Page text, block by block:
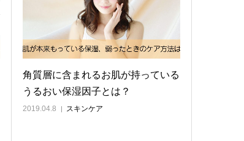
角質層に含まれるお肌が持っている
うるおい保湿因子とは？
2019.04.8 スキンケア